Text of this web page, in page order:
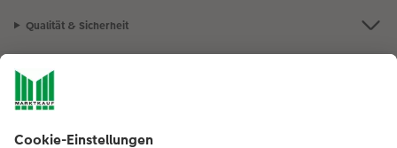
Qualität & Sicherheit
Nachhaltigkeit bei CEWE
Mein Fotoservice